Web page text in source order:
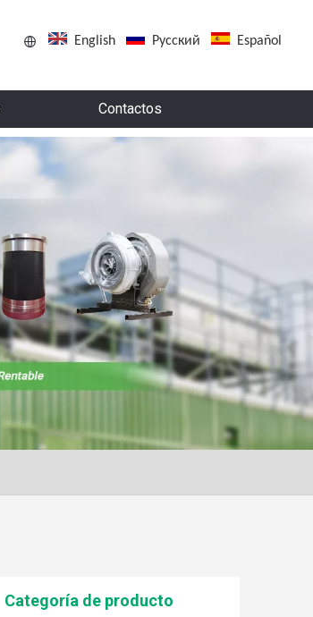
English Pусский Español
Contactos
Categoría de producto